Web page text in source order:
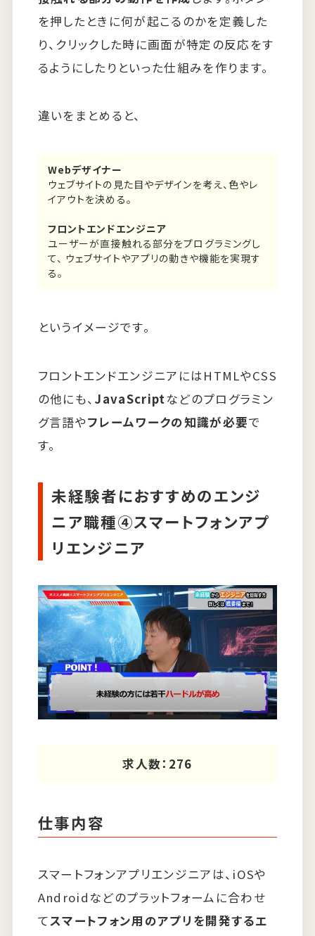
を押したときに何が起こるのかを定義した
り、クリックした時に画面が特定の反応をす
るようにしたりといった仕組みを作ります。
違いをまとめると、
Webデザイナー
ウェブサイトの見た目やデザインを考え、色やレ
イアウトを決める。
フロントエンドエンジニア
ユーザーが直接触れる部分をプログラミングし
て、 ウェブサイトやアプリの動きや機能を実現す
る。
というイメージです。
フロントエンドエンジニアにはHTMLやCSS
の他にも、 JavaScriptなどのプログラミン
グ言語やフレームワークの知識が必要で
す。
未経験者におすすめのエンジ
ニア職種④スマートフォンアプ
リエンジニア
求人数：276
仕事内容
スマートフォンアプリエンジニアは、iOSや
Androidなどのプラットフォームに合わせ
てスマートフォン用のアプリを開発するエ